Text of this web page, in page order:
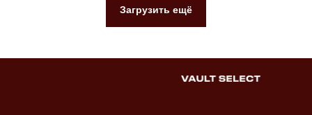
Загрузить ещё